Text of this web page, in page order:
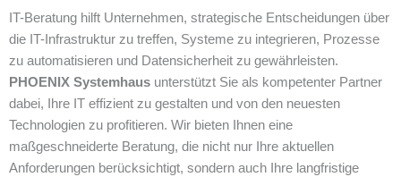
IT-Beratung hilft Unternehmen, strategische Entscheidungen über
die IT-Infrastruktur zu treffen, Systeme zu integrieren, Prozesse
zu automatisieren und Datensicherheit zu gewährleisten.
PHOENIX Systemhaus unterstützt Sie als kompetenter Partner
dabei, Ihre IT effizient zu gestalten und von den neuesten
Technologien zu profitieren. Wir bieten Ihnen eine
maßgeschneiderte Beratung, die nicht nur Ihre aktuellen
Anforderungen berücksichtigt, sondern auch Ihre langfristige